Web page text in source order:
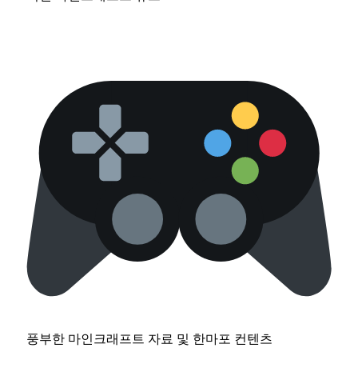
풍부한 마인크래프트 자료 및 한마포 컨텐츠